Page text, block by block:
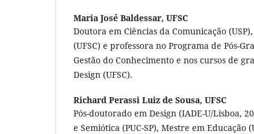
Maria José Baldessar, UFSC
Doutora em Ciências da Comunicação
(UFSC) e professora no Programa de Pós-
Gestão do Conhecimento e nos cursos de
Design (UFSC).
Richard Perassi Luiz de Sousa, UFSC
Pós-doutorado em Design (IADE-U/Lisboa,
e Semiótica (PUC-SP), Mestre em Educação